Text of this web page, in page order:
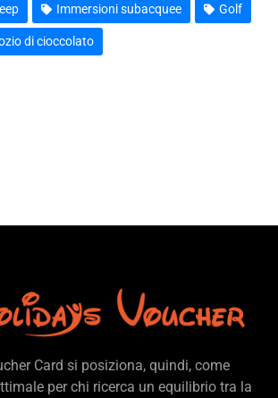
Immersioni subacquee Golf
di cioccolato
Card si posiziona, quindi, come
per chi ricerca un equilibrio tra la